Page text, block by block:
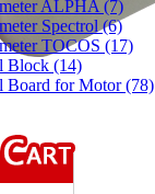
ALPHA (7)
Spectrol (6)
TOCOS (17)
Block (14)
Board for Motor (78)